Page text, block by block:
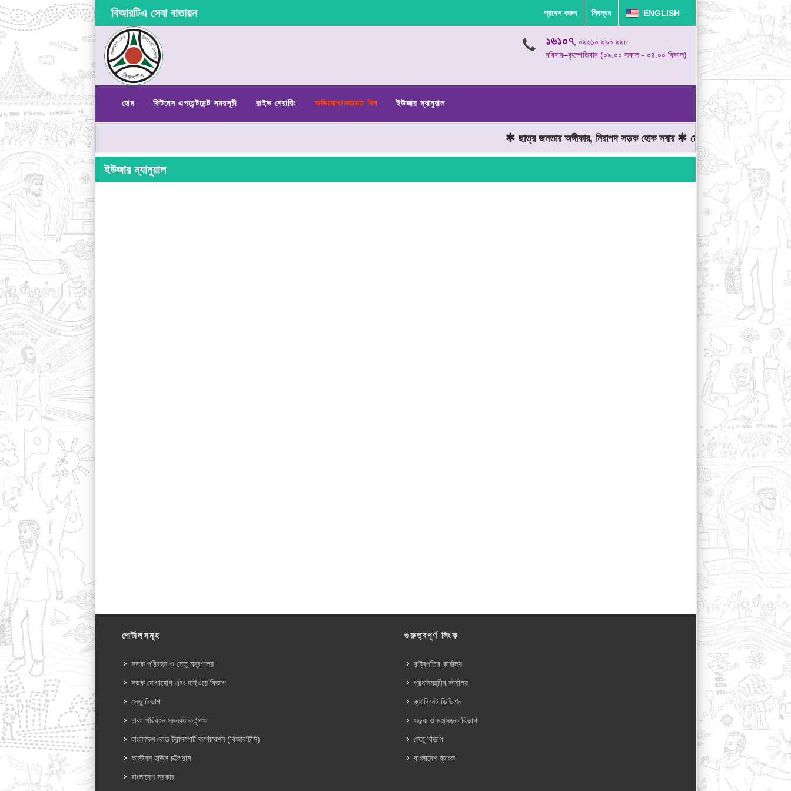
বিআরটিএ সেবা বাতায়ন প্রবেশ করুন নিবন্ধন ENGLISH
১৬১০৭, ০৯৬১০ ৯৯০ ৯৯৮
রবিবার–বৃহস্পতিবার (০৯.০০ সকাল - ০৪.০০ বিকাল)
হোম ফিটনেস এপয়েন্টমেন্ট সময়সূচী রাইড শেয়ারিং অভিযোগ/মতামত দিন ইউজার ম্যানুয়াল
ছাত্র জনতার অঙ্গীকার, নিরাপদ সড়ক হোক সবার মোটরযান চালানোর সময় গতিসীমা
ইউজার ম্যানুয়াল
পোর্টালসমূহ
সড়ক পরিবহন ও সেতু মন্ত্রণালয়
সড়ক যোগাযোগ এবং হাইওয়ে বিভাগ
সেতু বিভাগ
ঢাকা পরিবহন সমন্বয় কর্তৃপক্ষ
বাংলাদেশ রোড ট্রান্সপোর্ট কর্পোরেশন (বিআরটিসি)
কাস্টমস হাউস চট্টগ্রাম
বাংলাদেশ সরকার
গুরুত্বপূর্ণ লিংক
রাষ্ট্রপতির কার্যালয়
প্রধানমন্ত্রীর কার্যালয়
ক্যাবিনেট ডিভিশন
সড়ক ও মহাসড়ক বিভাগ
সেতু বিভাগ
বাংলাদেশ ব্যাংক